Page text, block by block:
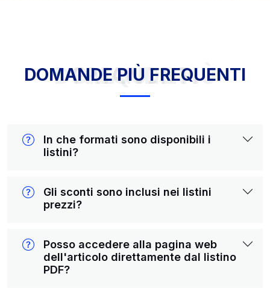
DOMANDE PIÙ FREQUENTI
DOMANDE PIÙ FREQUENTI
In che formati sono disponibili i
listini?
Gli sconti sono inclusi nei listini
prezzi?
Posso accedere alla pagina web
dell'articolo direttamente dal listino
PDF?